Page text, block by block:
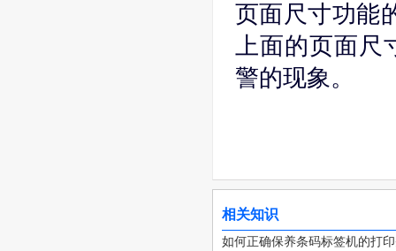
页面尺寸功能
上面的页面尺
警的现象。
相关知识
如何正确保养条码标签机的打